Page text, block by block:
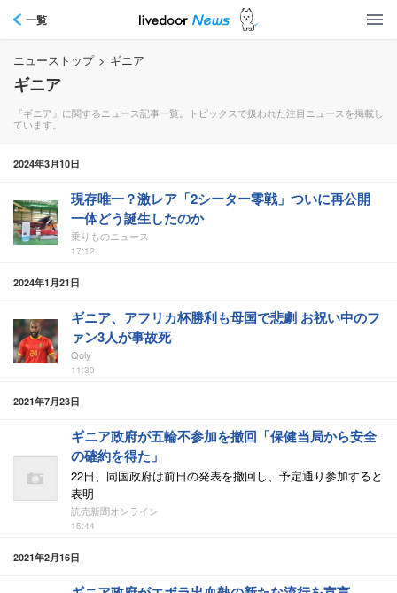
一覧
ニューストップ > ギニア
ギニア
『ギニア』に関するニュース記事一覧。トピックスで扱われた注目ニュースを掲載し
ています。
2024年3月10日
現存唯一？激レア「2シーター零戦」ついに再公開
一体どう誕生したのか
乗りものニュース
17:12
2024年1月21日
ギニア、アフリカ杯勝利も母国で悲劇 お祝い中のフ
ァン3人が事故死
Qoly
11:30
2021年7月23日
ギニア政府が五輪不参加を撤回「保健当局から安全
の確約を得た」
22日、同国政府は前日の発表を撤回し、予定通り参加すると
表明
読売新聞オンライン
15:44
2021年2月16日